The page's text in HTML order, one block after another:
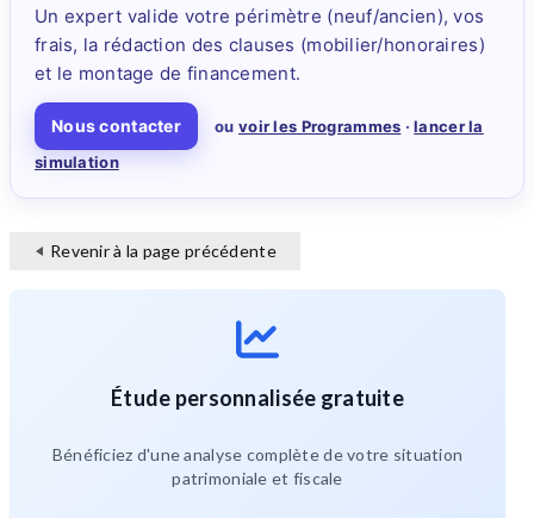
Un expert valide votre périmètre (neuf/ancien), vos
frais, la rédaction des clauses (mobilier/honoraires)
et le montage de financement.
Nous contacter ouvoir les Programmes ·lancer la
simulation
Revenir à la page précédente
Étude personnalisée gratuite
Bénéficiez d'une analyse complète de votre situation
patrimoniale et fiscale